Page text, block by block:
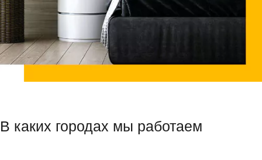
В каких городах мы работаем